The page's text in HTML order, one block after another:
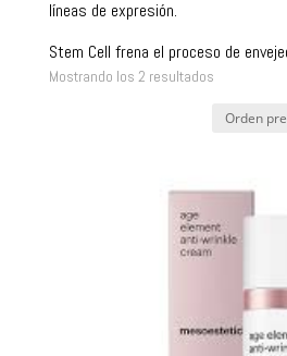
líneas de expresión.
Stem Cell frena el proceso de
Mostrando los 2 resultados